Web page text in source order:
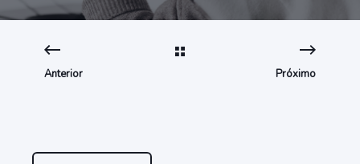
Anterior Próximo